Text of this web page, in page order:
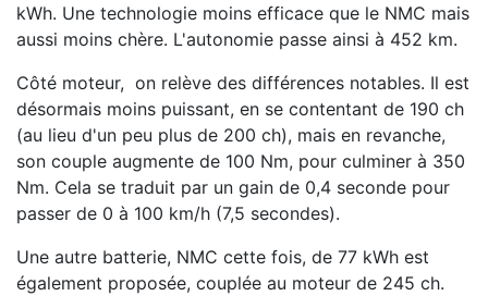
kWh. Une technologie moins efficace que le NMC mais
aussi moins chère. L'autonomie passe ainsi à 452 km.
Côté moteur, on relève des différences notables. Il est
désormais moins puissant, en se contentant de 190 ch
(au lieu d'un peu plus de 200 ch), mais en revanche,
son couple augmente de 100 Nm, pour culminer à 350
Nm. Cela se traduit par un gain de 0,4 seconde pour
passer de 0 à 100 km/h (7,5 secondes).
Une autre batterie, NMC cette fois, de 77 kWh est
également proposée, couplée au moteur de 245 ch.